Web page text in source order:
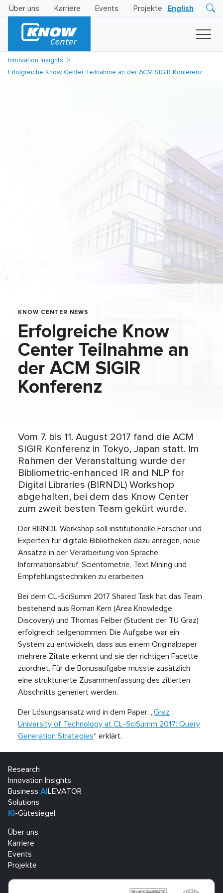
Über uns Karriere Events Projekte English
Business
Innovation Insights
Erfolgreiche Know Center Teilnahme an der ACM SIGIR Konferenz
KNOW CENTER NEWS
Erfolgreiche Know
Center Teilnahme an
der ACM SIGIR
Konferenz
Vom 7. bis 11. August 2017 fand die ACM
SIGIR Konferenz in Tokyo, Japan statt. Im
Rahmen der Veranstaltung wurde der
Bibliometric-enhanced IR and NLP for
Digital Libraries (BIRNDL) Workshop
abgehalten, bei dem das Know Center
zum zweit besten Team gekürt wurde.
Der BIRNDL Workshop soll institutionelle Forscher und
Experten für digitale Bibliotheken dazu anregen, neue
Ansätze in der Verarbeitung von Sprache,
Informationsabruf, Scientometrie, Text Mining und
Empfehlungstechniken zu erarbeiten.
Bei dem CL-SciSumm 2017 Shared Task hat das Team
bestehend aus Roman Kern (Area Knowledge
Discovery) und Thomas Felber (Student der TU Graz)
erfolgreich teilgenommen. Die Aufgabe war ein
System zu entwickeln, dass aus einem Originalpaper
mehrere Zitate erkennt und sie der richtigen Facette
zuordnet. Für die Bonusaufgabe musste zusätzlich
eine strukturierte Zusammenfassung des zitierten
Abschnitts generiert werden.
Der Lösungsansatz wird in dem Paper: „Graz
University of Technology at CL-SciSumm 2017: Query
Generation Strategies“ erklärt.
Research
Innovation Insights
Business AI LEVATOR
Solutions
KI -Gütesiegel
Über uns
Karriere
Events
Projekte